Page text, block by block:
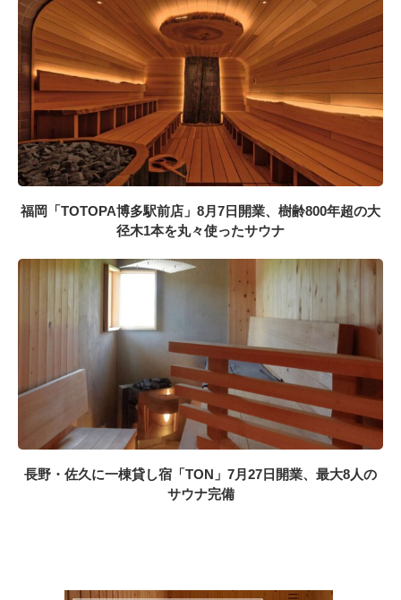
福岡「TOTOPA博多駅前店」8月7日開業、樹齢800年超の大
径木1本を丸々使ったサウナ
長野・佐久に一棟貸し宿「TON」7月27日開業、最大8人の
サウナ完備